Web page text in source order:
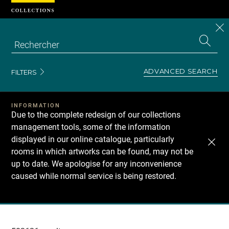
FILTERS ADVANCED SEARCH
INFORMATION
Due to the complete redesign of our collections
management tools, some of the information
displayed in our online catalogue, particularly
rooms in which artworks can be found, may not be
up to date. We apologise for any inconvenience
caused while normal service is being restored.
Recherche
Cookies management panel